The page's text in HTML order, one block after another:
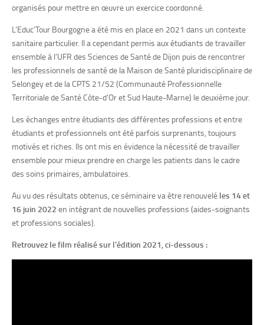
organisés pour mettre en œuvre un exercice coordonné.
L’Educ’Tour Bourgogne a été mis en place en 2021 dans un contexte
sanitaire particulier. Il a cependant permis aux étudiants de travailler
ensemble à l’UFR des Sciences de Santé de Dijon puis de rencontrer
les professionnels de santé de la Maison de Santé pluridisciplinaire de
Selongey et de la CPTS 21/52 (Communauté Professionnelle
Territoriale de SantéCôte-d’Or et Sud Haute-Marne) le deuxième jour.
Les échanges entre étudiants des différentes professions et entre
étudiants et professionnels ont été parfois surprenants, toujours
motivés et riches. Ils ont mis en évidence la nécessité de travailler
ensemble pour mieux prendre en charge les patients dans le cadre
des soins primaires, ambulatoires.
Au vu des résultats obtenus, ce séminaire va être renouvelé les 14 et
16 juin 2022 en intégrant de nouvelles professions (aides-soignants
et professions sociales).
Retrouvez le film réalisé sur l'édition 2021, ci-dessous :